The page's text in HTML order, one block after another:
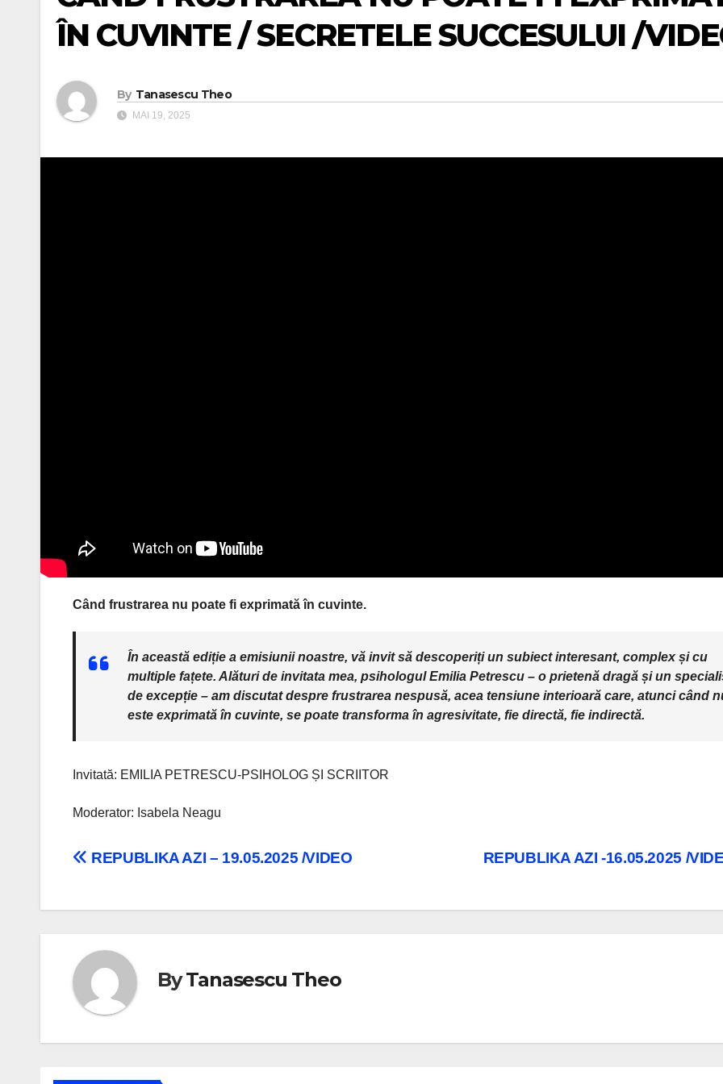
ÎN CUVINTE / SECRETELE SUCCESULUI /
By Tanasescu Theo
MAI 19, 2025
Când frustrarea nu poate fi exprimată în cuvinte.
În această ediție a emisiunii noastre, vă invit să descoperiți un subiect interesant, complex și cu
multiple fațete. Alături de invitata mea, psihologul Emilia Petrescu – o prietenă dragă și un
de excepție – am discutat despre frustrarea nespusă, acea tensiune interioară care, atunci când
este exprimată în cuvinte, se poate transforma în agresivitate, fie directă, fie indirectă.
Invitată: EMILIA PETRESCU-PSIHOLOG ȘI SCRIITOR
Moderator: Isabela Neagu
Navigare
REPUBLIKA AZI -16.05.2025 /
REPUBLIKA AZI – 19.05.2025 /VIDEO
ByTanasescu Theo